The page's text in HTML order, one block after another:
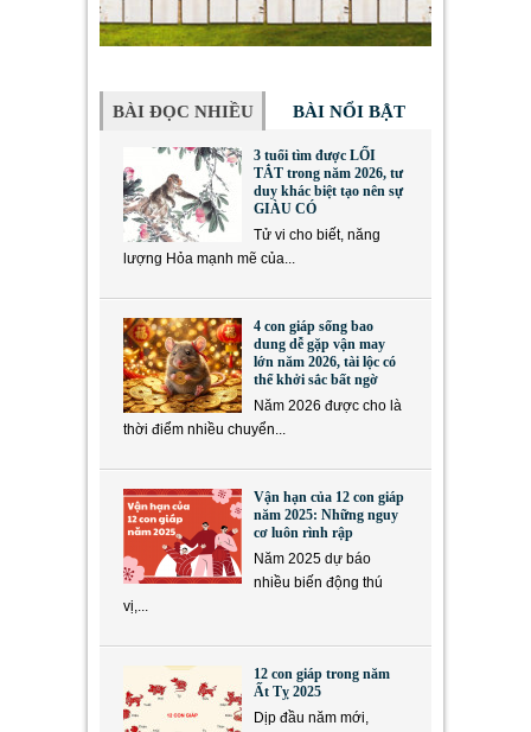
BÀI ĐỌC NHIỀU BÀI NỔI BẬT
3 tuổi tìm được LỐI
TẮT trong năm 2026, tư
duy khác biệt tạo nên sự
GIÀU CÓ
Tử vi cho biết, năng
lượng Hỏa mạnh mẽ của...
4 con giáp sống bao
dung dễ gặp vận may
lớn năm 2026, tài lộc có
thể khởi sắc bất ngờ
Năm 2026 được cho là
thời điểm nhiều chuyển...
Vận hạn của 12 con giáp
năm 2025: Những nguy
cơ luôn rình rập
Năm 2025 dự báo
nhiều biến động thú
vị,...
12 con giáp trong năm
Ất Tỵ 2025
Dịp đầu năm mới,